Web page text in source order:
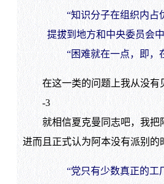
“知识分子在组织内占优
提拔到地方和中央委员会
“困难就在一点，即，在
在这一类的问题上我从没有见
-3
就相信夏克曼同志吧，我把阿
进而且正式认为阿本没有派别的
“党只有少数真正的工厂